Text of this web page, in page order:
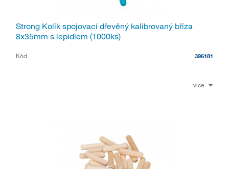
Strong Kolík spojovací dřevěný kalibrovaný bříza
8x35mm s lepidlem (1000ks)
Kód 396181
více